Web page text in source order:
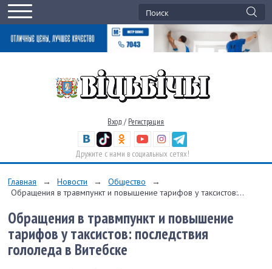
Вход / Регистрация
Дружите с нами в социальных сетях!
Главная → Новости → Общество
→
Обращения в травмпункт и повышение тарифов у таксистов:...
Обращения в травмпункт и повышение
тарифов у таксистов: последствия
гололеда в Витебске